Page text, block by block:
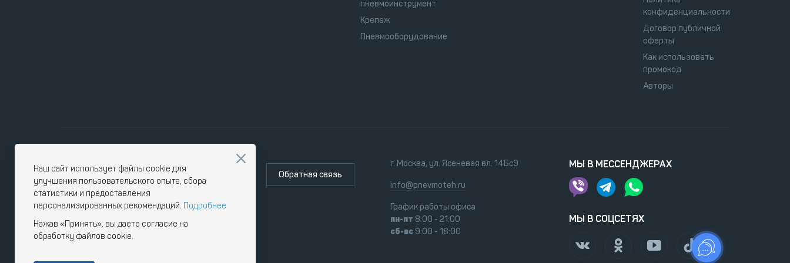
• Розетка 400В и силовая розетка 230В/32А для подключения потребителей энергии.
• Рамная конструкция разработана таким образом, что защищает все элементы
генератора при транспортировке, сохраняя удобный доступ к узлам при проведении
• Рама, бак и все защитные элементы окрашены методом порошковой окраски, которая
предотвращает появление коррозии.
пневмоинструмент
Крепеж
Пневмооборудование
конфиденциальности
Договор публичной
оферты
Как использовать
промокод
Авторы
Обратная связь
г. Москва, ул. Ясеневая вл. 14Бс9
info@pnevmoteh.ru
График работы офиса
пн-пт 8:00 - 21:00
сб-вс9:00 - 18:00
МЫ В МЕССЕНДЖЕРАХ
МЫ В СОЦСЕТЯХ
Наш сайт использует файлы cookie для
улучшения пользовательского опыта, сбора
статистики и предоставления
персонализированных рекомендаций. Подробнее
Нажав «Принять», вы даете согласие на
обработку файлов cookie.